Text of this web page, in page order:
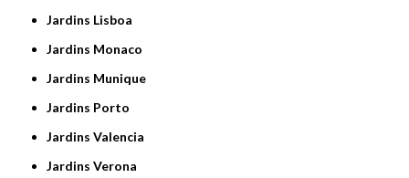
Jardins Lisboa
Jardins Monaco
Jardins Munique
Jardins Porto
Jardins Valencia
Jardins Verona